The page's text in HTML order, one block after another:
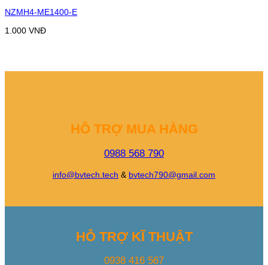
NZMH4-ME1400-E
1.000 VNĐ
HỖ TRỢ MUA HÀNG
0988 568 790
info@bvtech.tech & bvtech790@gmail.com
HỖ TRỢ KĨ THUẬT
0938 416 567